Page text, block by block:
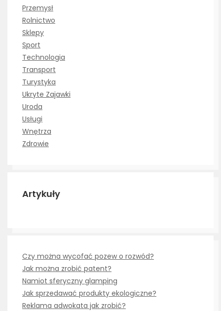
Przemysł
Rolnictwo
Sklepy
Sport
Technologia
Transport
Turystyka
Ukryte Zajawki
Uroda
Usługi
Wnętrza
Zdrowie
Artykuły
Czy można wycofać pozew o rozwód?
Jak można zrobić patent?
Namiot sferyczny glamping
Jak sprzedawać produkty ekologiczne?
Reklama adwokata jak zrobić?